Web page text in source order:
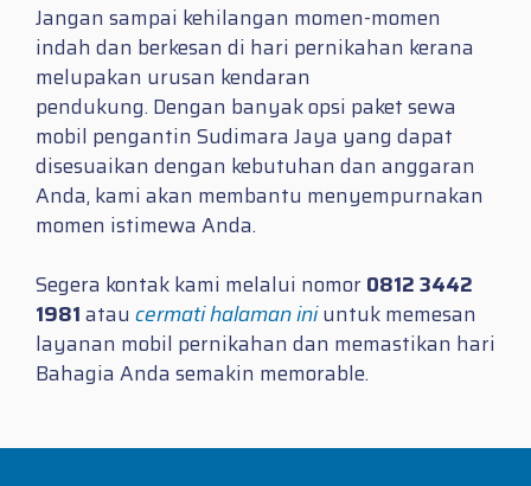
Jangan sampai kehilangan momen-momen
indah dan berkesan di hari pernikahan kerana
melupakan urusan kendaran
pendukung. Dengan banyak opsi paket sewa
mobil pengantin Sudimara Jaya yang dapat
disesuaikan dengan kebutuhan dan anggaran
Anda, kami akan membantu menyempurnakan
momen istimewa Anda.
Segera kontak kami melalui nomor0812 3442
1981atau cermati halaman iniuntuk memesan
layanan mobil pernikahan dan memastikan hari
Bahagia Anda semakin memorable.